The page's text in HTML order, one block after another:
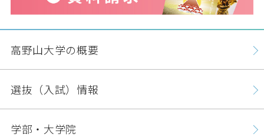
高野山大学の概要
選抜（入試）情報
学部・大学院